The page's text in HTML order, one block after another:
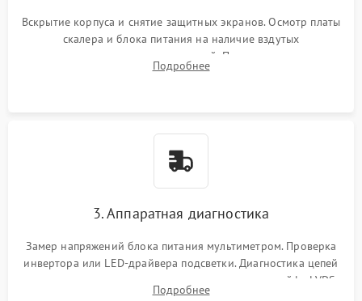
Вскрытие корпуса и снятие защитных экранов. Осмотр платы
скалера и блока питания на наличие вздутых
конденсаторов, прогаров, окислений. Проверка надежности
контактов и целостности шлейфов матрицы.
Подробнее
3. Аппаратная диагностика
Замер напряжений блока питания мультиметром. Проверка
инвертора или LED-драйвера подсветки. Диагностика цепей
питания скалера и тестирование сигналов на шлейфе LVDS
Подробнее